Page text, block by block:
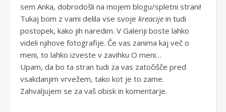
sem Anka, dobrodošli na mojem blogu/spletni strani!
Tukaj bom z vami delila vse svoje kreacije in tudi
postopek, kako jih naredim. V Galeriji boste lahko
videli njihove fotografije. Če vas zanima kaj več o
meni, to lahko izveste v zavihku O meni…
Upam, da bo ta stran tudi za vas zatočišče pred
vsakdanjim vrvežem, tako kot je to zame.
Zahvaljujem se za vaš obisk in komentarje.